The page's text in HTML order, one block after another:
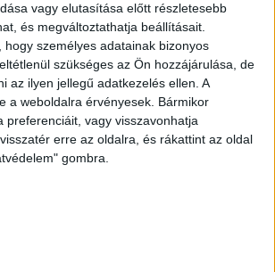
vagy elutasítása előtt részletesebb
és megváltoztathatja beállításait.
hogy személyes adatainak bizonyos
szükséges az Ön hozzájárulása, de
az ilyen jellegű adatkezelés ellen. A
a weboldalra érvényesek. Bármikor
preferenciáit, vagy visszavonhatja
erre az oldalra, és rákattint az oldal
gombra.
A jelentés összegzése
kimondja: „Nincs ma
olyan aktív fekvőbeteg ellátást
aki az általa működtetett
mind a közegészségügyi
a tárgyi és személyi